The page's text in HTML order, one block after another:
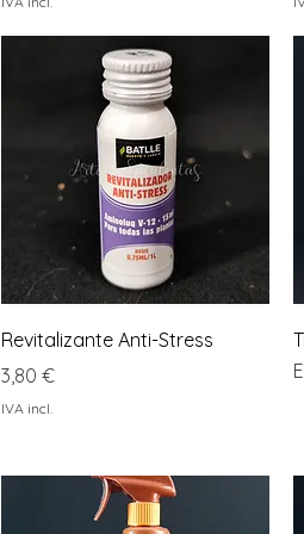
Visualização rápida
Revitalizante Anti-Stress
Preço
3,80 €
IVA incl.